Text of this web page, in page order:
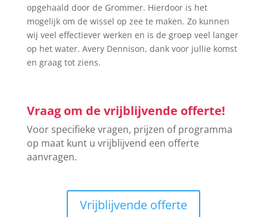
opgehaald door de Grommer. Hierdoor is het
mogelijk om de wissel op zee te maken. Zo kunnen
wij veel effectiever werken en is de groep veel langer
op het water. Avery Dennison, dank voor jullie komst
en graag tot ziens.
Vraag om de vrijblijvende offerte!
Voor specifieke vragen, prijzen of programma
op maat kunt u vrijblijvend een offerte
aanvragen.
Vrijblijvende offerte